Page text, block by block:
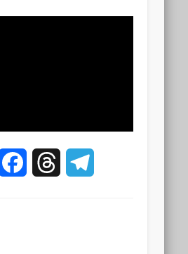
WhatsAppFacebookThreads